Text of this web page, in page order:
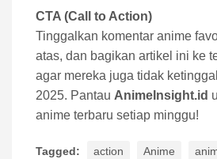
CTA (Call to Action)
Tinggalkan komentar anime
atas, dan bagikan artikel ini ke
agar mereka juga tidak
2025. Pantau AnimeInsight.id
anime terbaru setiap minggu!
Tagged: action Anime